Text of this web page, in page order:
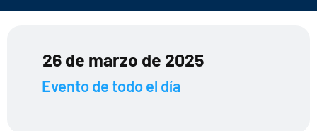
26 de marzo de 2025
Evento de todo el día